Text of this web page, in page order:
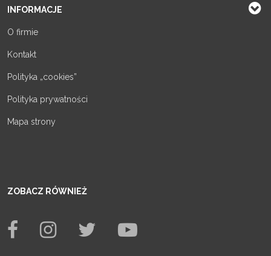
INFORMACJE
O firmie
Kontakt
Polityka „cookies”
Polityka prywatności
Mapa strony
ZOBACZ RÓWNIEŻ